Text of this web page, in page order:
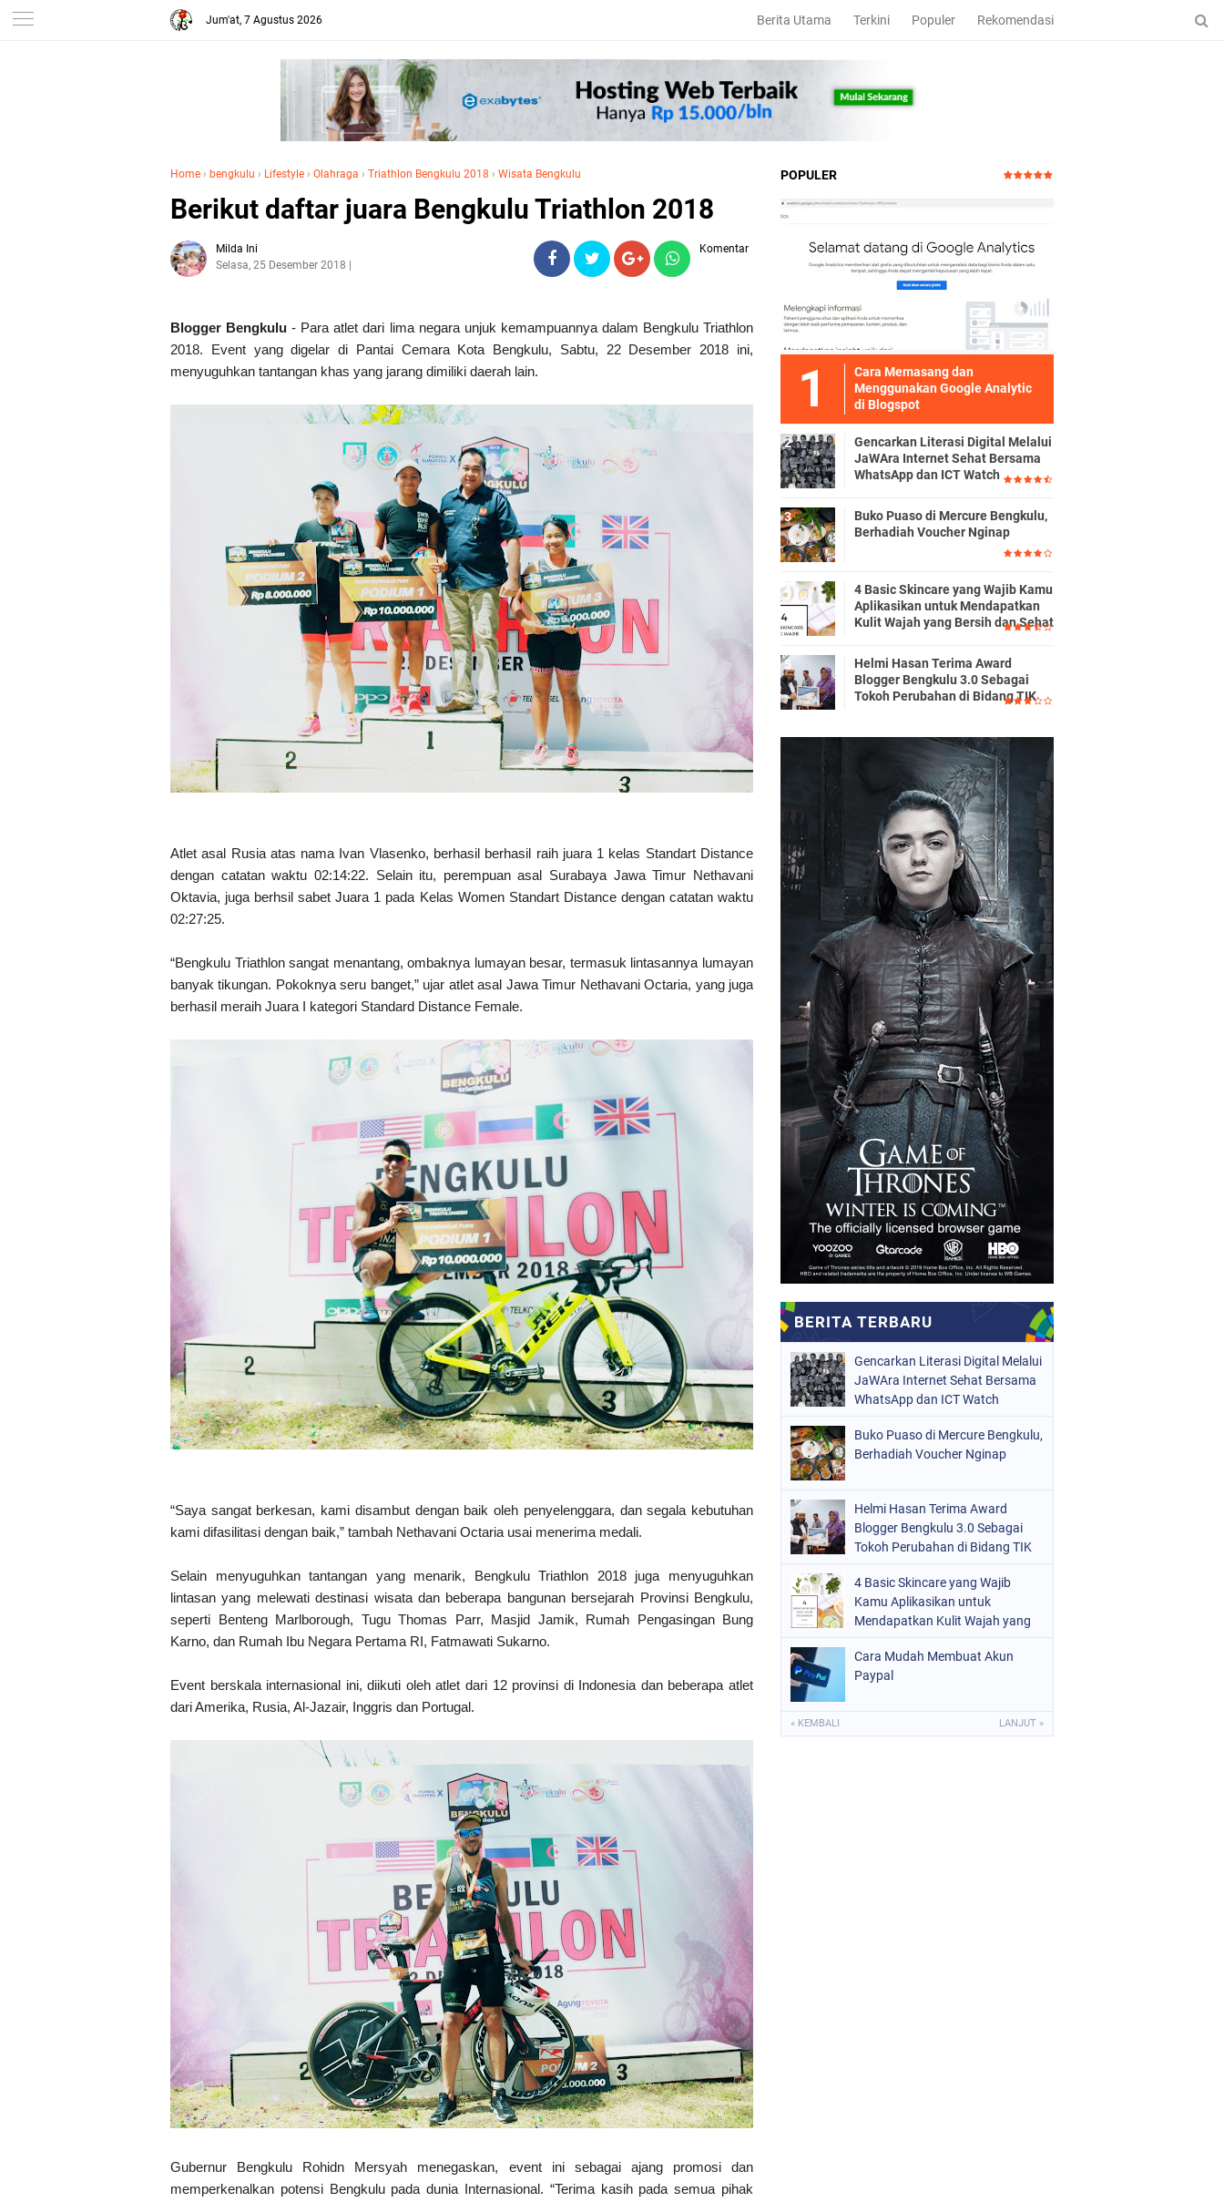
Jum'at, 7 Agustus 2026 Berita Utama Terkini Populer Rekomendasi
Home › bengkulu › Lifestyle › Olahraga › Triathlon Bengkulu 2018 › Wisata Bengkulu
Berikut daftar juara Bengkulu Triathlon 2018
Milda Ini
Selasa, 25 Desember 2018
Komentar
Blogger Bengkulu - Para atlet dari lima negara unjuk kemampuannya dalam Bengkulu Triathlon
2018. Event yang digelar di Pantai Cemara Kota Bengkulu, Sabtu, 22 Desember 2018 ini,
menyuguhkan tantangan khas yang jarang dimiliki daerah lain.
Atlet asal Rusia atas nama Ivan Vlasenko, berhasil berhasil raih juara 1 kelas Standart Distance
dengan catatan waktu 02:14:22. Selain itu, perempuan asal Surabaya Jawa Timur Nethavani
Oktavia, juga berhsil sabet Juara 1 pada Kelas Women Standart Distance dengan catatan waktu
02:27:25.
“Bengkulu Triathlon sangat menantang, ombaknya lumayan besar, termasuk lintasannya lumayan
banyak tikungan. Pokoknya seru banget,” ujar atlet asal Jawa Timur Nethavani Octaria, yang juga
berhasil meraih Juara I kategori Standard Distance Female.
“Saya sangat berkesan, kami disambut dengan baik oleh penyelenggara, dan segala kebutuhan
kami difasilitasi dengan baik,” tambah Nethavani Octaria usai menerima medali.
Selain menyuguhkan tantangan yang menarik, Bengkulu Triathlon 2018 juga menyuguhkan
lintasan yang melewati destinasi wisata dan beberapa bangunan bersejarah Provinsi Bengkulu,
seperti Benteng Marlborough, Tugu Thomas Parr, Masjid Jamik, Rumah Pengasingan Bung
Karno, dan Rumah Ibu Negara Pertama RI, Fatmawati Sukarno.
Event berskala internasional ini, diikuti oleh atlet dari 12 provinsi di Indonesia dan beberapa atlet
dari Amerika, Rusia, Al-Jazair, Inggris dan Portugal.
Gubernur Bengkulu Rohidn Mersyah menegaskan, event ini sebagai ajang promosi dan
memperkenalkan potensi Bengkulu pada dunia Internasional. “Terima kasih pada semua pihak
POPULER
Cara Memasang dan
Menggunakan Google Analytic
di Blogspot
Gencarkan Literasi Digital Melalui
JaWAra Internet Sehat Bersama
WhatsApp dan ICT Watch
Buko Puaso di Mercure Bengkulu,
Berhadiah Voucher Nginap
4 Basic Skincare yang Wajib Kamu
Aplikasikan untuk Mendapatkan
Kulit Wajah yang Bersih dan Sehat
Helmi Hasan Terima Award
Blogger Bengkulu 3.0 Sebagai
Tokoh Perubahan di Bidang TIK
Gencarkan Literasi Digital Melalui
JaWAra Internet Sehat Bersama
WhatsApp dan ICT Watch
Buko Puaso di Mercure Bengkulu,
Berhadiah Voucher Nginap
Helmi Hasan Terima Award
Blogger Bengkulu 3.0 Sebagai
Tokoh Perubahan di Bidang TIK
4 Basic Skincare yang Wajib
Kamu Aplikasikan untuk
Mendapatkan Kulit Wajah yang
Cara Mudah Membuat Akun
Paypal
« KEMBALI LANJUT »